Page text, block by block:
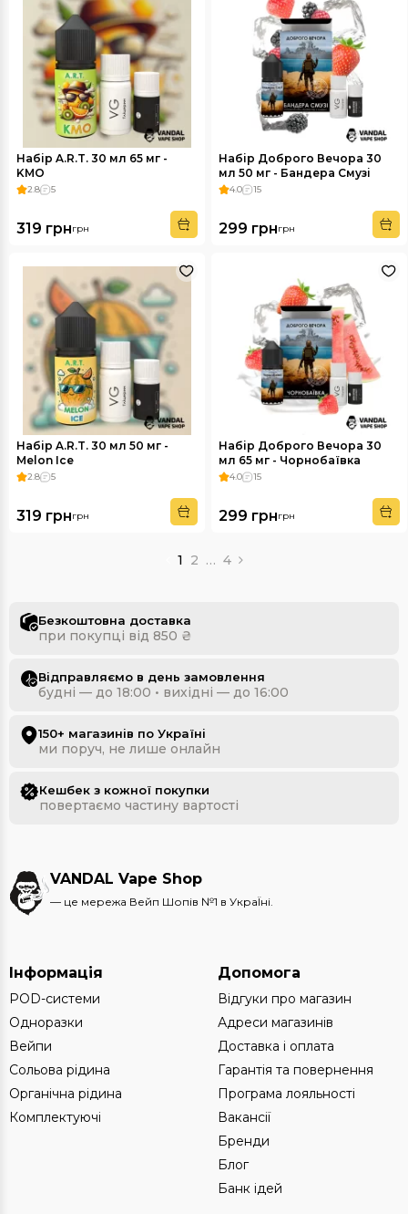
Набір A.R.T. 30 мл 65 мг -
KMO
2.8 5
319 грнгрн
Набір Доброго Вечора 30
мл 50 мг - Бандера Смузі
4.0 15
299 грнгрн
Набір A.R.T. 30 мл 50 мг -
Melon Ice
2.8 5
319 грнгрн
Набір Доброго Вечора 30
мл 65 мг - Чорнобаївка
4.0 15
299 грнгрн
1 2 … 4
Безкоштовна доставка
при покупці від 850 ₴
Відправляємо в день замовлення
будні — до 18:00 • вихідні — до 16:00
150+ магазинів по Україні
ми поруч, не лише онлайн
Кешбек з кожної покупки
повертаємо частину вартості
VANDAL Vape Shop
— це мережа Вейп Шопів №1 в УкраЇні.
Інформація
POD-системи
Одноразки
Вейпи
Сольова рідина
Органічна рідина
Комплектуючі
Допомога
Відгуки про магазин
Адреси магазинів
Доставка і оплата
Гарантія та повернення
Програма лояльності
Вакансії
Бренди
Блог
Банк ідей